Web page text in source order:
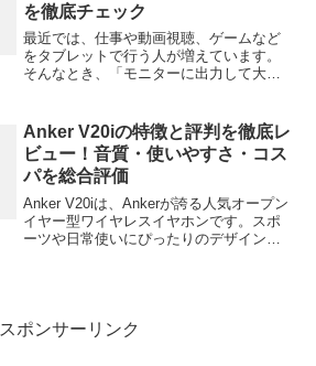
を徹底チェック
最近では、仕事や動画視聴、ゲームなど
をタブレットで行う人が増えています。
そんなとき、「モニターに出力して大画
の記事では、タブレットをモニター出力
できない原因と、実際に...
Anker V20iの特徴と評判を徹底レ
ビュー！音質・使いやすさ・コス
パを総合評価
Anker V20iは、Ankerが誇る人気オープン
イヤー型ワイヤレスイヤホンです。スポ
ーツや日常使いにぴったりのデザインと
スポンサーリンク